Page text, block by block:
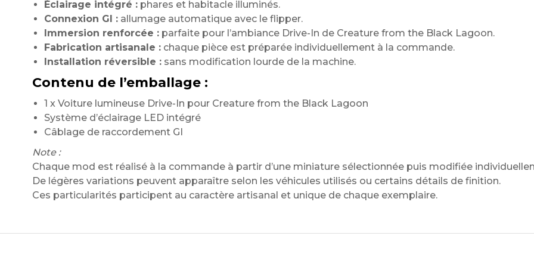
Éclairage intégré :phares et habitacle illuminés.
Connexion GI :allumage automatique avec le flipper.
Immersion renforcée :parfaite pour l’ambiance Drive-In de Creature from the Black Lagoon.
Fabrication artisanale :chaque pièce est préparée individuellement à la commande.
Installation réversible :sans modification lourde de la machine.
Contenu de l’emballage :
1 x Voiture lumineuse Drive-In pour Creature from the Black Lagoon
Système d’éclairage LED intégré
Câblage de raccordement GI
Note :
Chaque mod est réalisé à la commande à partir d’une miniature sélectionnée puis modifiée
De légères variations peuvent apparaître selon les véhicules utilisés ou certains détails de finition.
Ces particularités participent au caractère artisanal et unique de chaque exemplaire.